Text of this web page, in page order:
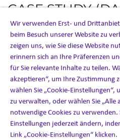
CASE STUDY
Inizio Engage setzte
gezielt relevante
HCP-Reichweite strategisch
koordinierte Aktivierung via
Field-DARs sowohl
auch die Patientenversorgung
Wir verwenden Erst- und
beim Besuch unserer Website zu
zeigen uns, wie Sie diese Website
erinnern sich an Ihre Präferenzen
für Sie relevante Inhalte zu teilen.
akzeptieren“, um Ihre Zustimmung
wählen Sie „Cookie-Einstellungen“,
zu verwalten, oder wählen Sie
notwendige Cookies zu verwenden.
Einstellungen jederzeit ändern,
Link „Cookie-Einstellungen“ klicken.